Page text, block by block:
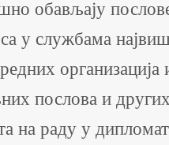
обављају
у службама
послова и
на раду у